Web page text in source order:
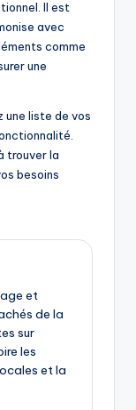
Il est
avec
comme
une
une liste de vos
trouver la
besoins
et
de la
sur
les
et la